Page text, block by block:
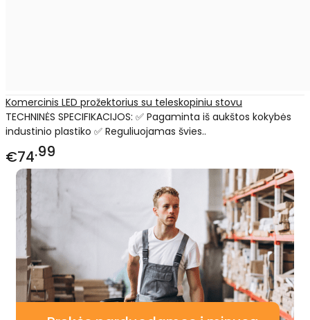
Komercinis LED prožektorius su teleskopiniu stovu
TECHNINĖS SPECIFIKACIJOS: ✅ Pagaminta iš aukštos kokybės
industinio plastiko ✅ Reguliuojamas švies..
€74 99